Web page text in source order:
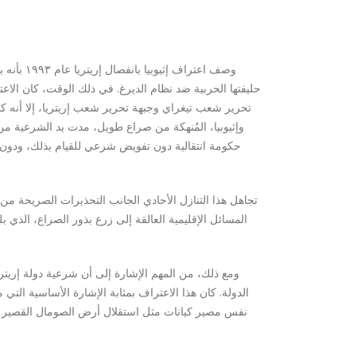
وصف
تحرير شعب تيغراي وجبهة تحرير شعب إريتريا، إلا أنه
وإثيوبيا، المُنهكة من صراع طويل، مدت يد الشرعية
حكومة انتقالية دون تفويض شرعي للقيام بذلك،
تجاهل هذا التنازل الأحادي الجانب التحذيرات الصريحة
ومع ذلك، من المهم الإشارة إلى أن شرعية دولة
الدولة. كان هذا الاعتراف بمثابة الإشارة الأساسية